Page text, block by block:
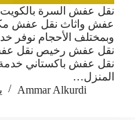
نقل عفش السرة
عفش واثاث نقل عفش
وبمختلف الأحجام نوفر
نقل عفش رخيص نقل
نقل عفش باكستاني
المنزل…
Ammar Alkurdi